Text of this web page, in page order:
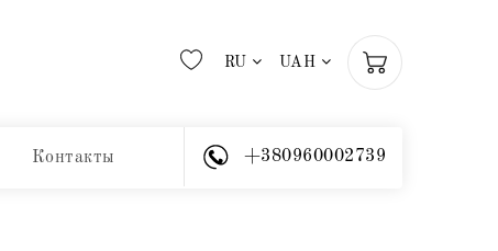
RU UAH
Контакты +380960002739